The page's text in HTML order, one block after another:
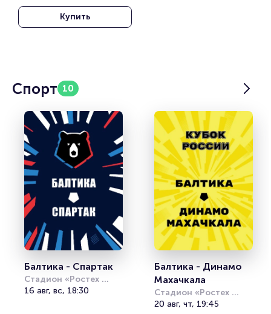
Купить
Спорт 10
Балтика - Спартак
Стадион «Ростех
Арена»
16 авг, вс, 18:30
Балтика - Динамо
Махачкала
Стадион «Ростех
Арена»
20 авг, чт, 19:45